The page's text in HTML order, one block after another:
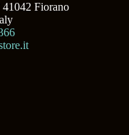
41042 Fiorano